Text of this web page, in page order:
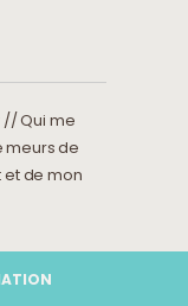
// Qui me
meurs de
et de mon